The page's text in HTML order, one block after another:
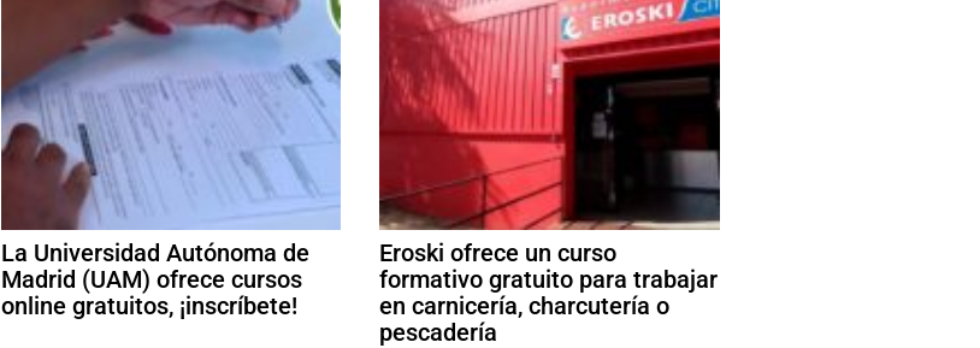
La Universidad Autónoma de
Madrid (UAM) ofrece cursos
online gratuitos, ¡inscríbete!
Eroski ofrece un curso
formativo gratuito para trabajar
en carnicería, charcutería o
pescadería